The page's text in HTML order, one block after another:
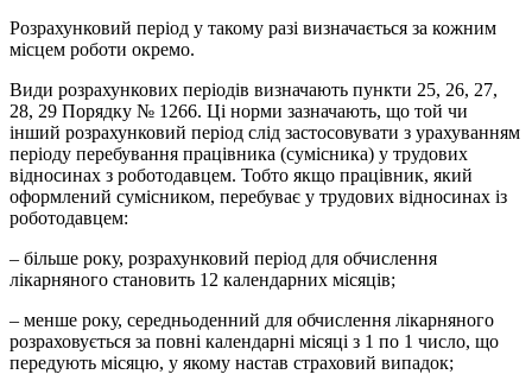
Розрахунковий період у такому разі визначається за кожним
місцем роботи окремо.
Види розрахункових періодів визначають пункти 25, 26, 27,
28, 29 Порядку № 1266. Ці норми зазначають, що той чи
інший розрахунковий період слід застосовувати з урахуванням
періоду перебування працівника (сумісника) у трудових
відносинах з роботодавцем. Тобто якщо працівник, який
оформлений сумісником, перебуває у трудових відносинах із
роботодавцем:
– більше року, розрахунковий період для обчислення
лікарняного становить 12 календарних місяців;
– менше року, середньоденний для обчислення лікарняного
розраховується за повні календарні місяці з 1 по 1 число, що
передують місяцю, у якому настав страховий випадок;